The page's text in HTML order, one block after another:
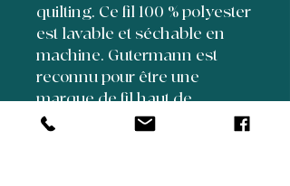
quilting. Ce fil 100 % polyester
est lavable et séchable en
machine. Gutermann est
reconnu pour être une
marque de fil haut de
gamme, pratiquement non